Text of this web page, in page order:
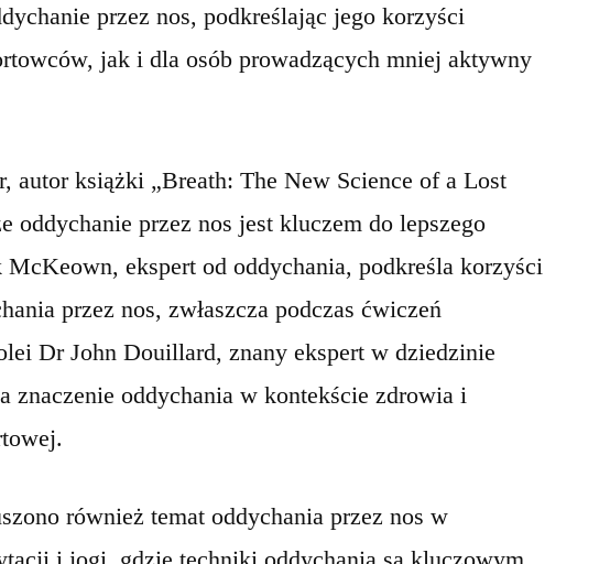
przez nos, podkreślając jego korzyści
jak i dla osób prowadzących mniej aktywny
autor książki „Breath: The New Science of a Lost
oddychanie przez nos jest kluczem do lepszego
ekspert od oddychania, podkreśla korzyści
przez nos, zwłaszcza podczas ćwiczeń
Dr John Douillard, znany ekspert w dziedzinie
znaczenie oddychania w kontekście zdrowia i
również temat oddychania przez nos w
i jogi, gdzie techniki oddychania są kluczowym